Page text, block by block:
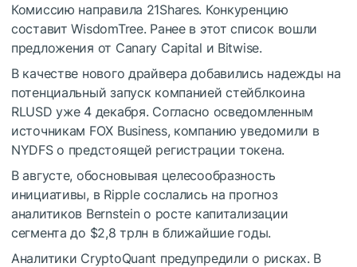
Комиссию направила 21Shares. Конкуренцию
составит WisdomTree. Ранее в этот список вошли
предложения от Canary Capital и Bitwise.
В качестве нового драйвера добавились надежды на
потенциальный запуск компанией стейблкоина
RLUSD уже 4 декабря. Согласно осведомленным
источникам FOX Business, компанию уведомили в
NYDFSо предстоящей регистрации токена.
В августе, обосновывая целесообразность
инициативы, в Ripple сослались на прогноз
аналитиков Bernstein о росте капитализации
сегмента до $2,8 трлн в ближайшие годы.
Аналитики CryptoQuant предупредили о рисках. В